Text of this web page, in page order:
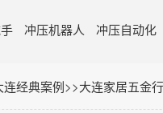
冲压机器人 冲压自动化
连经典案例>>大连家居五金